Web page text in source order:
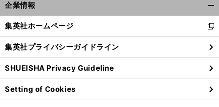
企業情報
閉
る
集英社ホームページ
新
し
い
ウ
ィ
ン
ド
ウ
集英社プライバシーガイドライン
SHUEISHA Privacy Guideline
Setting of Cookies